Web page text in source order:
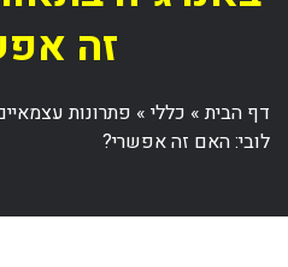
זה
דף הבית» כללי» פתרונות
לובי: האם זה אפשרי?